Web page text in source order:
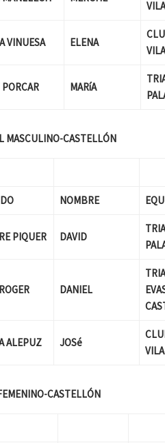
VINUESA ELENA
MARíA
MASCULINO-CASTELLÓN
NOMBRE
PIQUER DAVID
DANIEL
ALEPUZ JOSé
CASTELLÓN